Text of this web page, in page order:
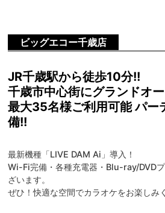
ビッグエコー千歳店
JR千歳駅から徒歩10分!!
千歳市中心街にグランドオ
最大35名様ご利用可能 パー
備!!
最新機種「LIVE DAM Ai」導入！
Wi-Fi完備・各種充電器・Blu-ray/DVD
ざいます。
ぜひ！快適な空間でカラオケをお楽しみ